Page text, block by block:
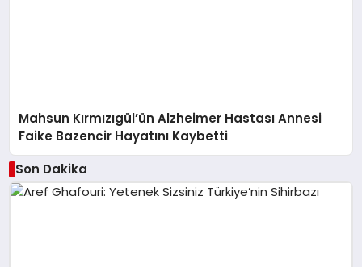
Mahsun Kırmızıgül’ün Alzheimer Hastası Annesi
Faike Bazencir Hayatını Kaybetti
Son Dakika